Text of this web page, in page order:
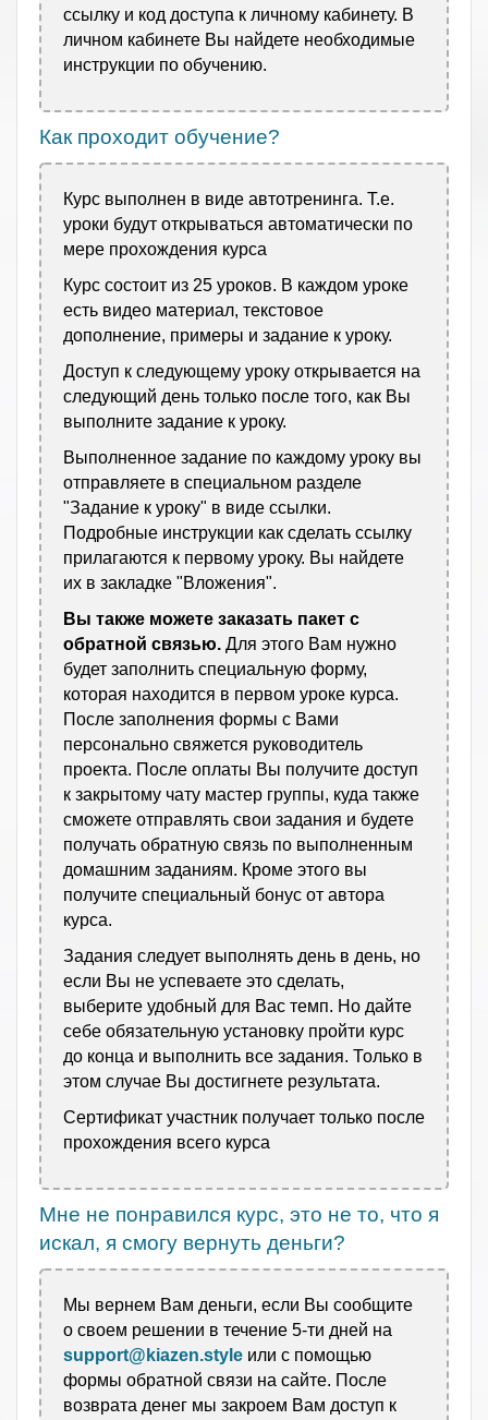
ссылку и код доступа к личному кабинету. В
личном кабинете Вы найдете необходимые
инструкции по обучению.
Как проходит обучение?
Курс выполнен в виде автотренинга. Т.е.
уроки будут открываться автоматически по
мере прохождения курса
Курс состоит из 25 уроков. В каждом уроке
есть видео материал, текстовое
дополнение, примеры и задание к уроку.
Доступ к следующему уроку открывается на
следующий день только после того, как Вы
выполните задание к уроку.
Выполненное задание по каждому уроку вы
отправляете в специальном разделе
"Задание к уроку" в виде ссылки.
Подробные инструкции как сделать ссылку
прилагаются к первому уроку. Вы найдете
их в закладке "Вложения".
Вы также можете заказать пакет с
обратной связью. Для этого Вам нужно
будет заполнить специальную форму,
которая находится в первом уроке курса.
После заполнения формы с Вами
персонально свяжется руководитель
проекта. После оплаты Вы получите доступ
к закрытому чату мастер группы, куда также
сможете отправлять свои задания и будете
получать обратную связь по выполненным
домашним заданиям. Кроме этого вы
получите специальный бонус от автора
курса.
Задания следует выполнять день в день, но
если Вы не успеваете это сделать,
выберите удобный для Вас темп. Но дайте
себе обязательную установку пройти курс
до конца и выполнить все задания. Только в
этом случае Вы достигнете результата.
Сертификат участник получает только после
прохождения всего курса
Мне не понравился курс, это не то, что я
искал, я смогу вернуть деньги?
Мы вернем Вам деньги, если Вы сообщите
о своем решении в течение 5-ти дней на
support@kiazen.style или с помощью
формы обратной связи на сайте. После
возврата денег мы закроем Вам доступ к